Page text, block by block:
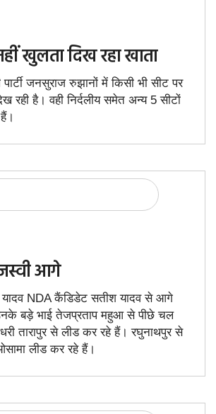
खुलता दिख रहा खाता
जनसुराज रुझानों में किसी भी सीट पर
रही है। वही निर्दलीय समेत अन्य 5 सीटों
आगे
यादव NDA कैंडिडेट सतीश यादव से आगे
बड़े भाई तेजप्रताप महुआ से पीछे चल
तारापुर से लीड कर रहे हैं। रघुनाथपुर से
लीड कर रहे हैं।